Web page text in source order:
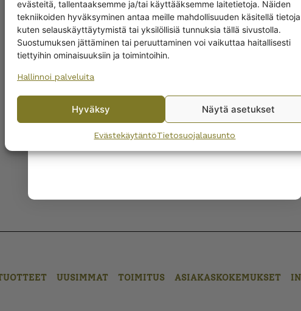
evästeitä, tallentaaksemme ja/tai käyttääksemme laitetietoja. Näiden
tekniikoiden hyväksyminen antaa meille mahdollisuuden käsitellä
kuten selauskäyttäytymistä tai yksilöllisiä tunnuksia tällä sivustolla.
Suostumuksen jättäminen tai peruuttaminen voi vaikuttaa haitallisesti
tiettyihin ominaisuuksiin ja toimintoihin.
Hallinnoi palveluita
Hyväksy Näytä asetukset
EvästekäytäntöTietosuojalausunto
UUSIMMAT TOIMITUS ASIAKASKOKEMUKSET
Yes! I want the discount
By subscribing to the newsletter, you consent to receiving messages from
Wanhojen kuppien and confirm that you have read and accepted